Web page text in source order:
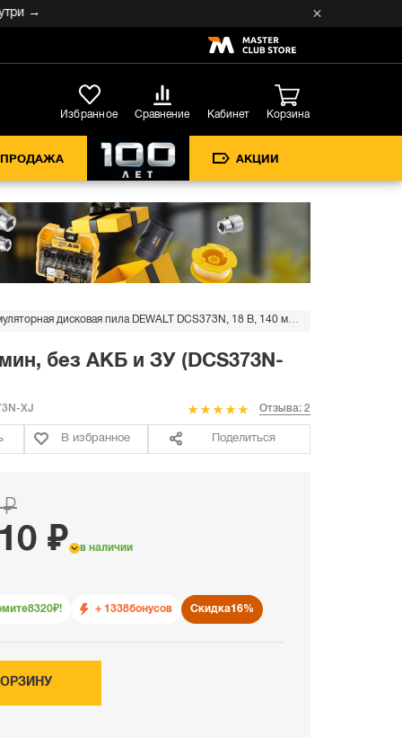
Избранное Сравнение Кабинет Корзина
АКЦИИ
без АКБ и ЗУ (DCS373N-
XJ Отзыва: 2
В избранное Поделиться
₽ в наличии
8320₽! + 1338бонусов Скидка16%